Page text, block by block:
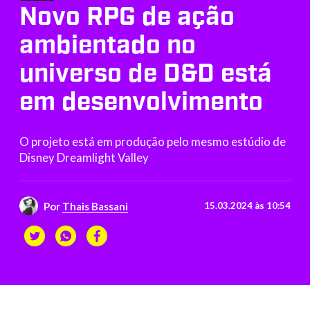
Novo RPG de ação
ambientado no
universo de D&D está
em desenvolvimento
O projeto está em produção pelo mesmo estúdio de
Disney Dreamlight Valley
Por Thais Bassani 15.03.2024 às 10:54